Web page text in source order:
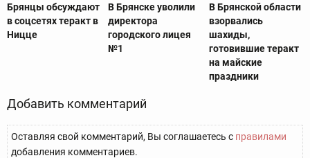
Брянцы обсуждают
в соцсетях теракт в
Ницце
В Брянске уволили
директора
городского лицея
№1
В Брянской области
взорвались
шахиды,
готовившие теракт
на майские
праздники
Добавить комментарий
Оставляя свой комментарий, Вы соглашаетесь с правилами
добавления комментариев.